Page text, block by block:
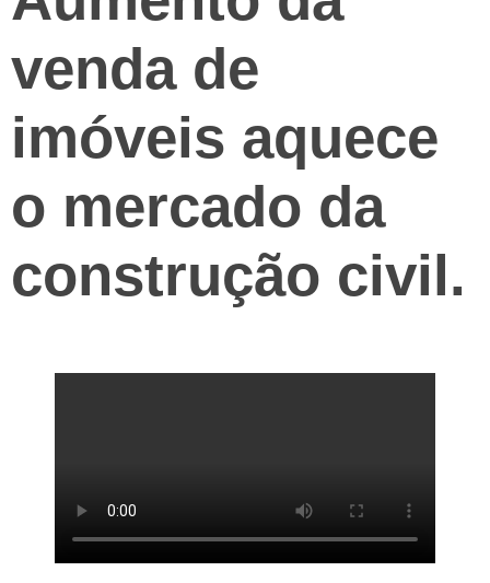
venda de
imóveis aquece
o mercado da
construção civil.